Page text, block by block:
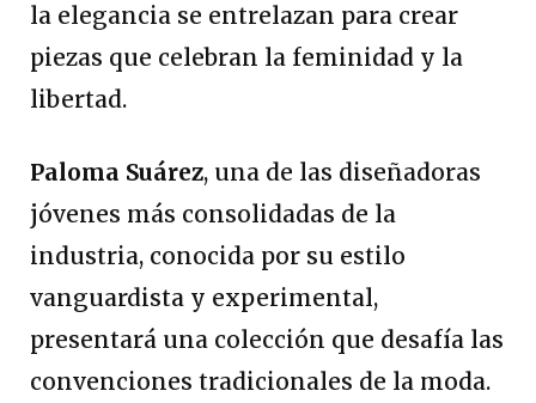
la elegancia se entrelazan para crear
piezas que celebran la feminidad y la
libertad.
Paloma Suárez, una de las diseñadoras
jóvenes más consolidadas de la
industria, conocida por su estilo
vanguardista y experimental,
presentará una colección que desafía las
convenciones tradicionales de la moda.